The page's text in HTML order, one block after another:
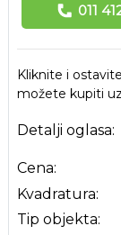
011
Kliknite i
možete kupiti
Detalji oglasa:
Cena:
Kvadratura:
Tip objekta: